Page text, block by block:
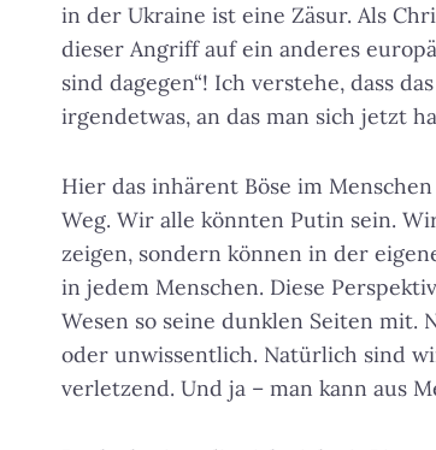
in der Ukraine ist eine Zäsur. Als
dieser Angriff auf ein anderes
sind dagegen“! Ich verstehe, dass
irgendetwas, an das man sich jetzt
Hier das inhärent Böse im
Weg. Wir alle könnten Putin sein.
zeigen, sondern können in der
in jedem Menschen. Diese
Wesen so seine dunklen Seiten
oder unwissentlich. Natürlich sind
verletzend. Und ja – man kann aus